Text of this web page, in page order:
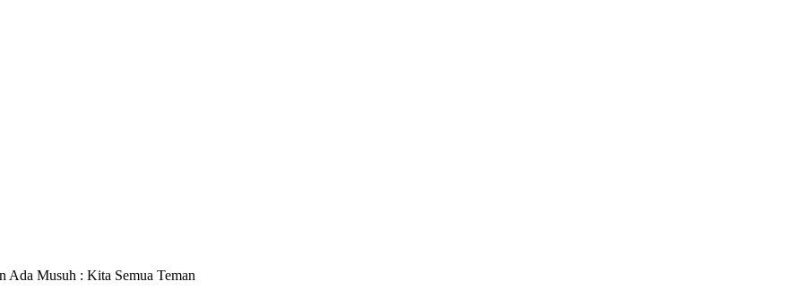
Musuh : Kita Semua Teman